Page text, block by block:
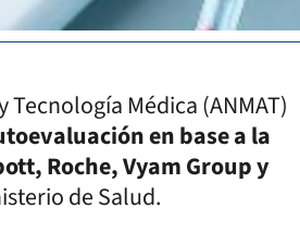
Médica (ANMAT)
en base a la
Roche, Vyam Group y
de Salud.